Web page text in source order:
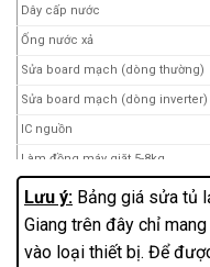
Dây cấp nước
Ống nước xả
Sửa board mạch (dòng thường)
Sửa board mạch (dòng inverter)
IC nguồn
Làm đồng máy giặt 5-8kg
Làm đồng máy giặt 8.5kg -12kg
Thay motor inverter (LG)
Lắp đặt máy giặt
Lưu ý: Bảng giá sửa tủ
Giang trên đây chỉ
vào loại thiết bị. Để